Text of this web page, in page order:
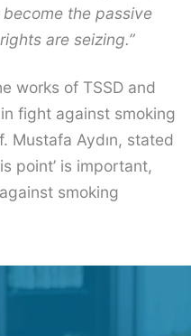
become the passive
are seizing.”
works of TSSD and
fight against smoking
Mustafa Aydın, stated
point’ is important,
smoking